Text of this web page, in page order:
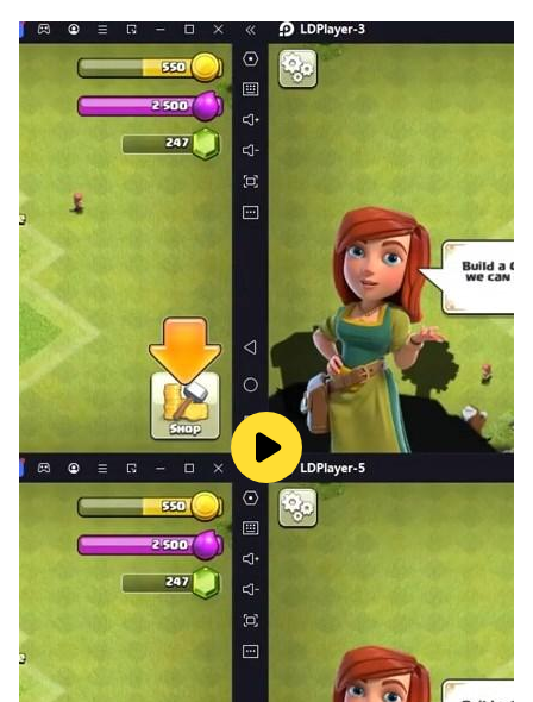
ーターは何ですか？
パソコンでスマートフォンのゲームを遊ぶために人気のあ
るエミュレーターには、「LDPlayer」「BlueStacks」
「Google Play Games」「NoxPlayer」「MuMu
Player」などがあります。それぞれ異なる特徴があります
ので、自分に合ったエミュレーターを選択しましょう。
Google PlayでPCで遊べるゲームは何ですか？
Google Play GamesでPCで遊べるゲームは他のAndroid
エミュレーターに比べてかなり少ないです。新作のゲーム
などはほとんど遊ぶことができません。他のAndroidエミ
ュレーターをおすすめします。
PCにスマートフォンのゲームをインストールする方法は
PCにスマートフォンのゲームをインストールするには、
まずAndroidエミュレーターを使用してGoogle Playスト
アからダウンロードします。おすすめのAndroidエミュレ
ーターをインストールしてから、ゲームをダウンロードし